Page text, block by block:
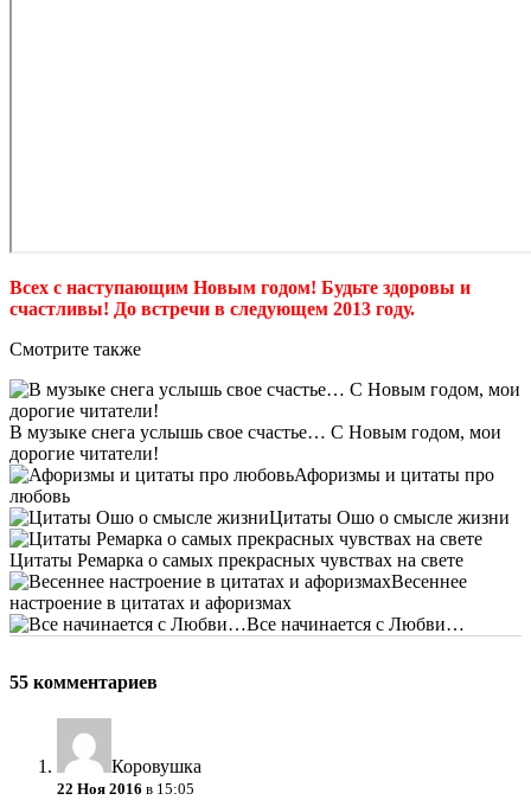
Всех с наступающим Новым годом! Будьте здоровы и
счастливы! До встречи в следующем 2013 году.
Смотрите также
В музыке снега услышь свое счастье… С Новым годом, мои
дорогие читатели!
Афоризмы и цитаты про
любовь
Цитаты Ошо о смысле жизни
Цитаты Ремарка о самых прекрасных чувствах на свете
Весеннее
настроение в цитатах и афоризмах
Все начинается с Любви…
55 комментариев
Коровушка
22 Ноя 2016 в 15:05